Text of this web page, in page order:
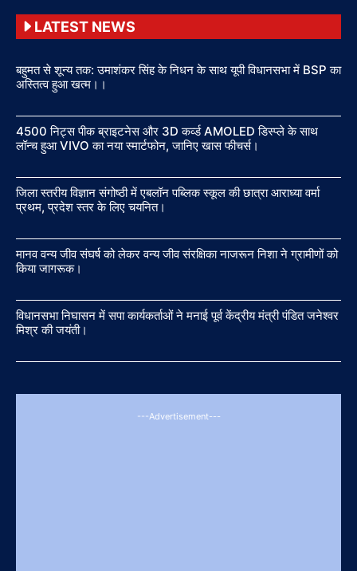
LATEST NEWS
बहुमत से शून्य तक: उमाशंकर सिंह के निधन के साथ यूपी विधानसभा में BSP का
अस्तित्व हुआ खत्म।।
4500 निट्स पीक ब्राइटनेस और 3D कर्व्ड AMOLED डिस्प्ले के साथ
लॉन्च हुआ VIVO का नया स्मार्टफोन, जानिए खास फीचर्स।
जिला स्तरीय विज्ञान संगोष्ठी में एबलॉन पब्लिक स्कूल की छात्रा आराध्या वर्मा
प्रथम, प्रदेश स्तर के लिए चयनित।
मानव वन्य जीव संघर्ष को लेकर वन्य जीव संरक्षिका नाजरून निशा ने ग्रामीणों को
किया जागरूक।
विधानसभा निघासन में सपा कार्यकर्ताओं ने मनाई पूर्व केंद्रीय मंत्री पंडित जनेश्वर
मिश्र की जयंती।
---Advertisement---